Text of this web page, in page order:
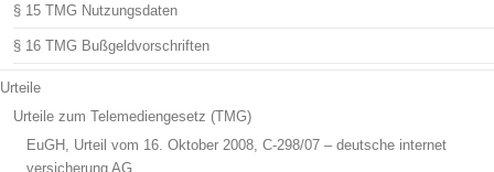
§ 15 TMG Nutzungsdaten
§ 16 TMG Bußgeldvorschriften
Urteile
Urteile zum Telemediengesetz (TMG)
EuGH, Urteil vom 16. Oktober 2008, C-298/07 – deutsche internet
versicherung AG